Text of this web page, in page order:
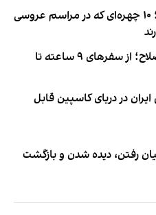
لیست ممنوعه کریستیانو؛ ۱۰ چهره‌ای که در مراسم عروسی
روایت فداکاری‌های محمد صلاح؛ از سفرهای ۹ ساعته تا
در دریای کاسپین قابل
رفتن، دیده شدن و بازگشت